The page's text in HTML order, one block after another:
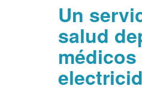
Un
salud